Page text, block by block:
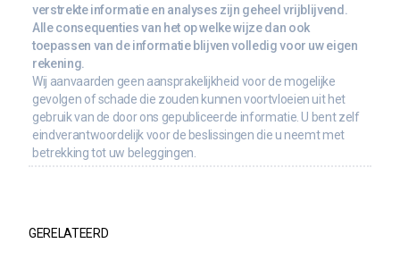
verstrekte informatie en analyses zijn geheel vrijblijvend.
Alle consequenties van het op welke wijze dan ook
toepassen van de informatie blijven volledig voor uw eigen
rekening.
Wij aanvaarden geen aansprakelijkheid voor de mogelijke
gevolgen of schade die zouden kunnen voortvloeien uit het
gebruik van de door ons gepubliceerde informatie. U bent zelf
eindverantwoordelijk voor de beslissingen die u neemt met
betrekking tot uw beleggingen.
GERELATEERD